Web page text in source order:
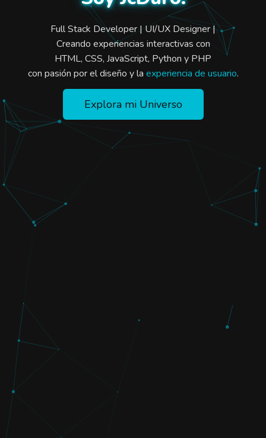
Full Stack Developer | UI/UX Designer |
Creando experiencias interactivas con
HTML, CSS, JavaScript, Python y PHP
con pasión por el diseño y la experiencia de usuario.
Explora mi Universo